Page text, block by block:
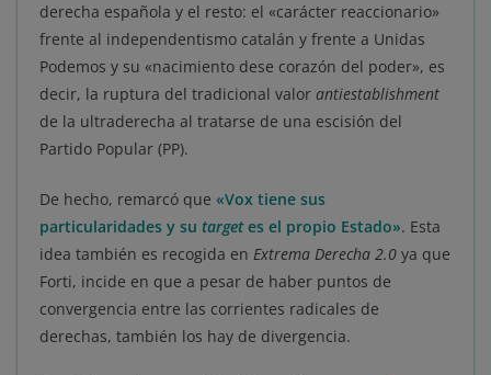
derecha española y el resto: el «carácter reaccionario»
frente al independentismo catalán y frente a Unidas
Podemos y su «nacimiento dese corazón del poder», es
decir, la ruptura del tradicional valor antiestablishment
de la ultraderecha al tratarse de una escisión del
Partido Popular (PP).
De hecho, remarcó que «Vox tiene sus
particularidades y su targetes el propio Estado». Esta
idea también es recogida en Extrema Derecha 2.0 ya que
Forti, incide en que a pesar de haber puntos de
convergencia entre las corrientes radicales de
derechas, también los hay de divergencia.